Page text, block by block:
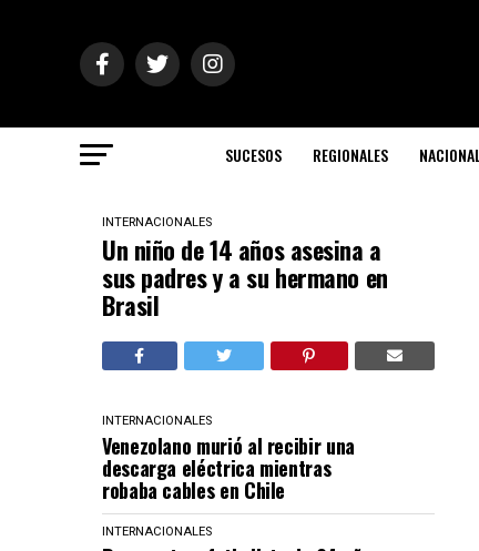
SUCESOS REGIONALES
INTERNACIONALES
Un niño de 14 años asesina a
sus padres y a su hermano en
Brasil
INTERNACIONALES
Venezolano murió al recibir una
descarga eléctrica mientras
robaba cables en Chile
INTERNACIONALES